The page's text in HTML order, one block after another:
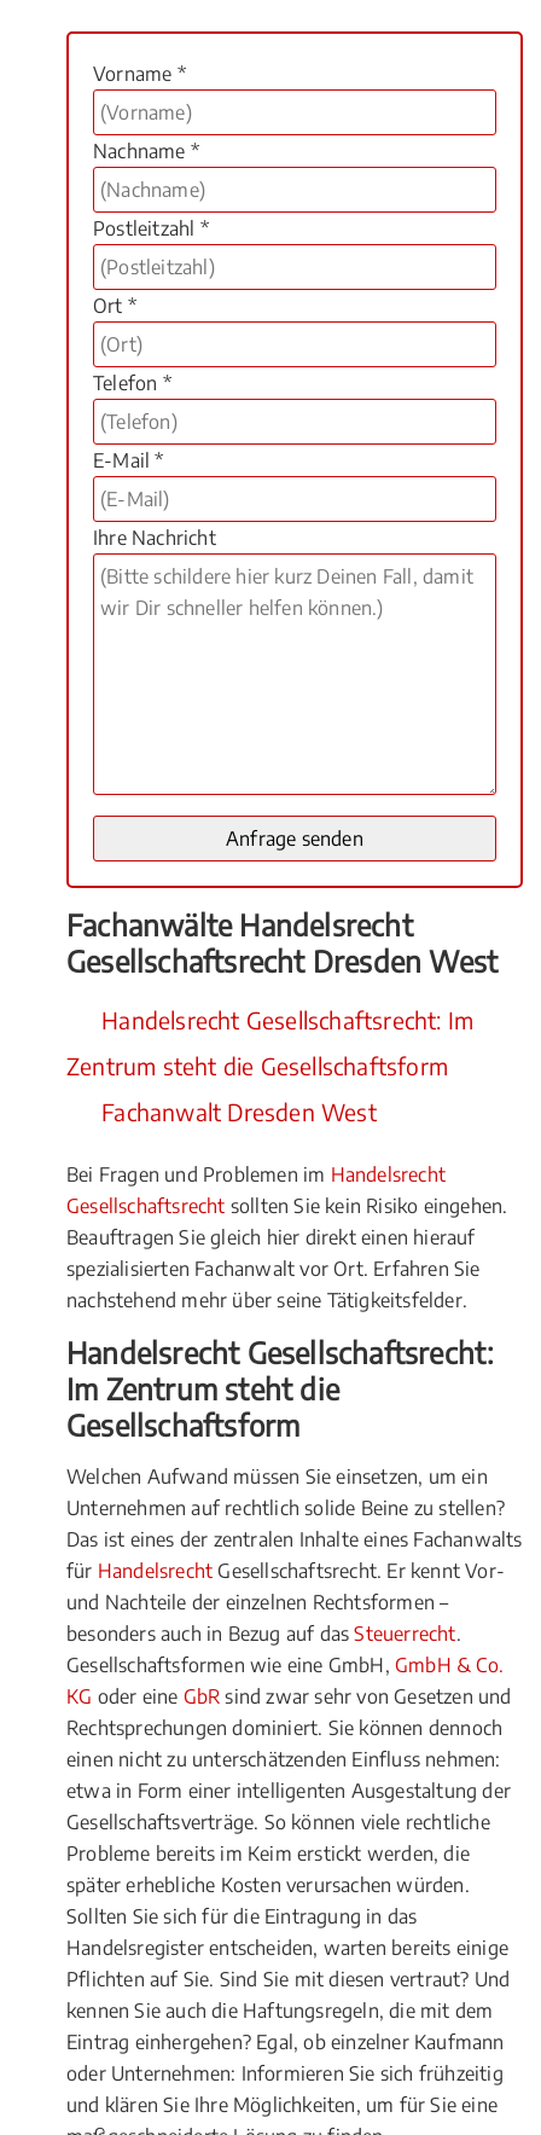
Vorname *
Nachname *
Postleitzahl *
Ort *
Telefon *
E-Mail *
Ihre Nachricht
Fachanwälte Handelsrecht
Gesellschaftsrecht Dresden West
Handelsrecht Gesellschaftsrecht: Im
Zentrum steht die Gesellschaftsform
Fachanwalt Dresden West
Bei Fragen und Problemen im Handelsrecht
Gesellschaftsrecht sollten Sie kein Risiko eingehen.
Beauftragen Sie gleich hier direkt einen hierauf
spezialisierten Fachanwalt vor Ort. Erfahren Sie
nachstehend mehr über seine Tätigkeitsfelder.
Handelsrecht Gesellschaftsrecht:
Im Zentrum steht die
Gesellschaftsform
Welchen Aufwand müssen Sie einsetzen, um ein
Unternehmen auf rechtlich solide Beine zu stellen?
Das ist eines der zentralen Inhalte eines Fachanwalts
für Handelsrecht Gesellschaftsrecht. Er kennt Vor-
und Nachteile der einzelnen Rechtsformen –
besonders auch in Bezug auf dasSteuerrecht.
Gesellschaftsformen wie eine GmbH, GmbH & Co.
KG oder eine GbR sind zwar sehr von Gesetzen und
Rechtsprechungen dominiert. Sie können dennoch
einen nicht zu unterschätzenden Einfluss nehmen:
etwa in Form einer intelligenten Ausgestaltung der
Gesellschaftsverträge. So können viele rechtliche
Probleme bereits im Keim erstickt werden, die
später erhebliche Kosten verursachen würden.
Sollten Sie sich für die Eintragung in das
Handelsregister entscheiden, warten bereits einige
Pflichten auf Sie. Sind Sie mit diesen vertraut? Und
kennen Sie auch die Haftungsregeln, die mit dem
Eintrag einhergehen? Egal, ob einzelner Kaufmann
oder Unternehmen: Informieren Sie sich frühzeitig
und klären Sie Ihre Möglichkeiten, um für Sie eine